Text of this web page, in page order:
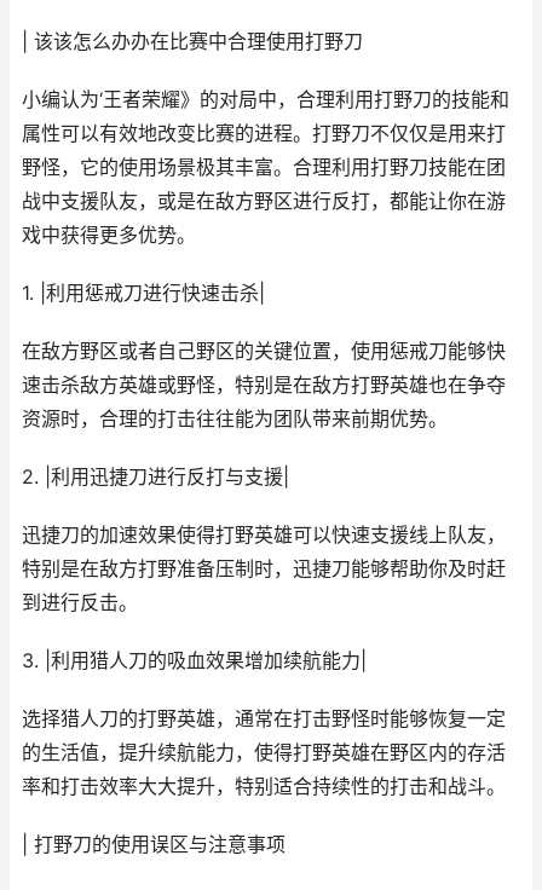
| 该该怎么办办在比赛中合理使用打野刀
小编认为‘王者荣耀》的对局中，合理利用打野刀的技能和
属性可以有效地改变比赛的进程。打野刀不仅仅是用来打
野怪，它的使用场景极其丰富。合理利用打野刀技能在团
战中支援队友，或是在敌方野区进行反打，都能让你在游
戏中获得更多优势。
1. |利用惩戒刀进行快速击杀|
在敌方野区或者自己野区的关键位置，使用惩戒刀能够快
速击杀敌方英雄或野怪，特别是在敌方打野英雄也在争夺
资源时，合理的打击往往能为团队带来前期优势。
2. |利用迅捷刀进行反打与支援|
迅捷刀的加速效果使得打野英雄可以快速支援线上队友，
特别是在敌方打野准备压制时，迅捷刀能够帮助你及时赶
到进行反击。
3. |利用猎人刀的吸血效果增加续航能力|
选择猎人刀的打野英雄，通常在打击野怪时能够恢复一定
的生活值，提升续航能力，使得打野英雄在野区内的存活
率和打击效率大大提升，特别适合持续性的打击和战斗。
| 打野刀的使用误区与注意事项